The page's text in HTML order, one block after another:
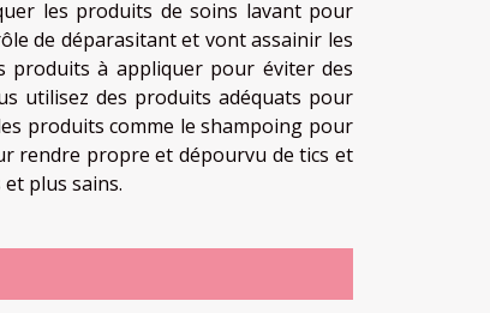
les produits de soins lavant pour
de déparasitant et vont assainir les
produits à appliquer pour éviter des
utilisez des produits adéquats pour
produits comme le shampoing pour
rendre propre et dépourvu de tics et
plus sains.